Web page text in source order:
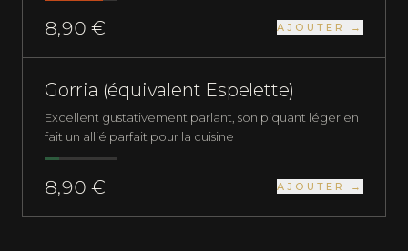
8,90 € AJOUTER →
PLUS QUE 1 EN STOCK
Gorria (équivalent Espelette)
Excellent gustativement parlant, son piquant léger en
fait un allié parfait pour la cuisine
8,90 € AJOUTER →